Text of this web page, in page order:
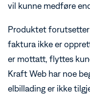
vil kunne medføre
Produktet
faktura ikke er
er mottatt, flyttes
Kraft Web har noe
elbillading er ikke